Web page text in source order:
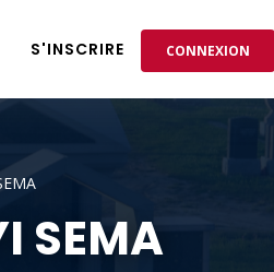
S'INSCRIRE CONNEXION
SEMA